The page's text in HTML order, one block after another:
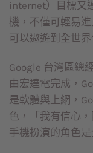
internet）目標又
機，不僅可輕易
可以遨遊到全世
Google 台灣區總
由宏達電完成，
是軟體與上網，
色，「我有信心
手機扮演的角色是